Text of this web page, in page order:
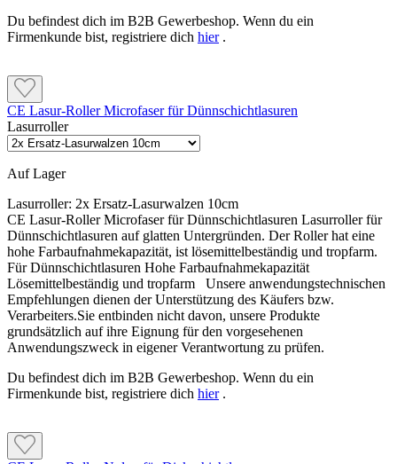
Du befindest dich im B2B Gewerbeshop. Wenn du ein
Firmenkunde bist, registriere dich hier.
CE Lasur-Roller Microfaser für Dünnschichtlasuren
Lasurroller
Auf Lager
Lasurroller: 2x Ersatz-Lasurwalzen 10cm
CE Lasur-Roller Microfaser für Dünnschichtlasuren Lasurroller für
Dünnschichtlasuren auf glatten Untergründen. Der Roller hat eine
hohe Farbaufnahmekapazität, ist lösemittelbeständig und tropfarm.
Für Dünnschichtlasuren Hohe Farbaufnahmekapazität
Lösemittelbeständig und tropfarm Unsere anwendungstechnischen
Empfehlungen dienen der Unterstützung des Käufers bzw.
Verarbeiters.Sie entbinden nicht davon, unsere Produkte
grundsätzlich auf ihre Eignung für den vorgesehenen
Anwendungszweck in eigener Verantwortung zu prüfen.
Du befindest dich im B2B Gewerbeshop. Wenn du ein
Firmenkunde bist, registriere dich hier.